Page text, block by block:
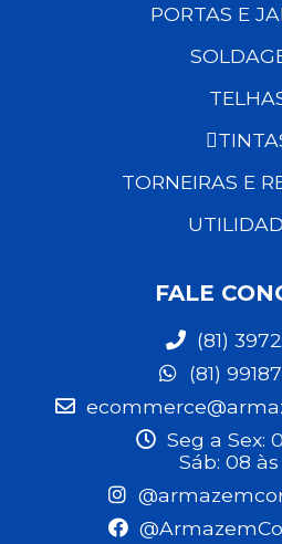
PORTAS E
TORNEIRAS E
FALE
(81)
(81)
Seg a Sex:
Sáb: 08 às